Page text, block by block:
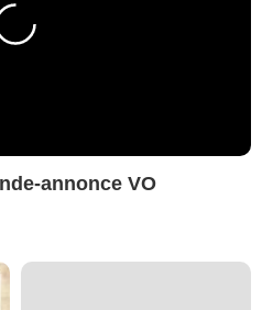
annonce VO